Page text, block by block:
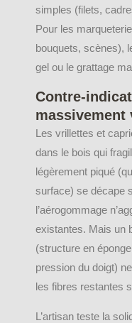
simples (filets,
Pour les
bouquets, scènes),
gel ou le grattage
Contre-
massivement
Les vrillettes et
dans le bois qui
légèrement piqué
surface) se décape
l’aérogommage
existantes. Mais un
(structure en
pression du doigt)
les fibres restantes
L’artisan teste la